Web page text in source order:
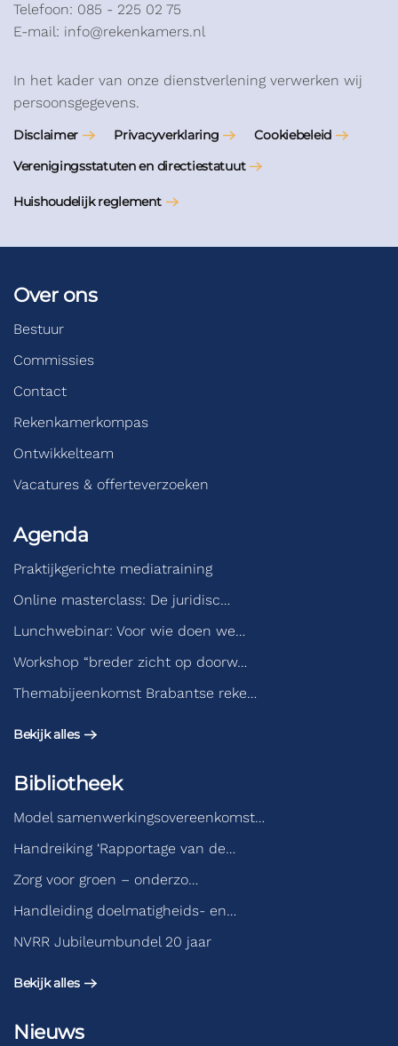
Telefoon: 085 - 225 02 75
E-mail: info@rekenkamers.nl
In het kader van onze dienstverlening verwerken wij
persoonsgegevens.
Disclaimer Privacyverklaring
Cookiebeleid
Verenigingsstatuten en directiestatuut
Huishoudelijk reglement
Over ons
Bestuur
Commissies
Contact
Rekenkamerkompas
Ontwikkelteam
Vacatures & offerteverzoeken
Agenda
Praktijkgerichte mediatraining
Online masterclass: De juridisc…
Lunchwebinar: Voor wie doen we…
Workshop “breder zicht op doorw…
Themabijeenkomst Brabantse reke…
Bekijk alles
Bibliotheek
Model samenwerkingsovereenkomst…
Handreiking ‘Rapportage van de…
Zorg voor groen – onderzo…
Handleiding doelmatigheids- en…
NVRR Jubileumbundel 20 jaar
Bekijk alles
Nieuws